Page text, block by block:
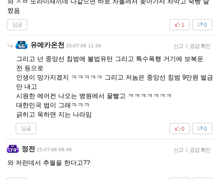
렸음
답글 0
1
유메카온천 25-07-06 11:36 신고 공감 확인
그리고 넌 중앙선 침범에 불법유턴 그리고 특수폭행 거기에 보복운
전 등으로
인생이 망가지겠지 ㅋㅋㅋㅋㅋ 그리고 저놈은 중앙선 침범 9만원 벌금
만 내고
시원한 에어컨 나오는 병원에서 꿀빨고 ㅋㅋㅋㅋㅋㅋㅋ
대한민국 법이 그래ㅋㅋㅋ
긁히고 욱하면 지는 나라임
답글 0
0
정전 25-07-06 08:49 신고 공감 확인
와 저런데서 추월을 한다고??